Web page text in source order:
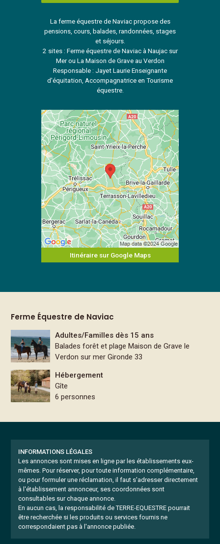
La ferme équestre de Naviac propose des
pensions, cours, balades, randonnées, stages
et séjours.
2 sites : Ferme équestre de Naviac à Naujac sur
Mer ou La Maison de Grave au Verdon
Responsable : Jayet Laurie Enseignante
d'équitation, Accompagnatrice en Tourisme
équestre.
Itinéraire sur Google Maps
Ferme Équestre de Naviac
Adultes/Familles dès 15 ans
Balades forêt et plage Maison de Grave le
Verdon sur mer Gironde 33
Hébergement
Gîte
6 personnes
INFORMATIONS LÉGALES
Les annonces sont mises en ligne par les établissements eux-
mêmes. Pour réserver, pour toute information complémentaire,
ou pour formuler une réclamation, il faut s'adresser directement
à l'établissement annonceur, ses coordonnées sont
consultables sur chaque annonce.
En aucun cas, la responsabilité de TERRE-EQUESTRE pourrait
être recherchée si les produits ou services fournis ne
correspondaient pas à l'annonce publiée.